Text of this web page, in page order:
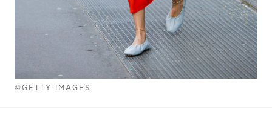
©GETTY IMAGES